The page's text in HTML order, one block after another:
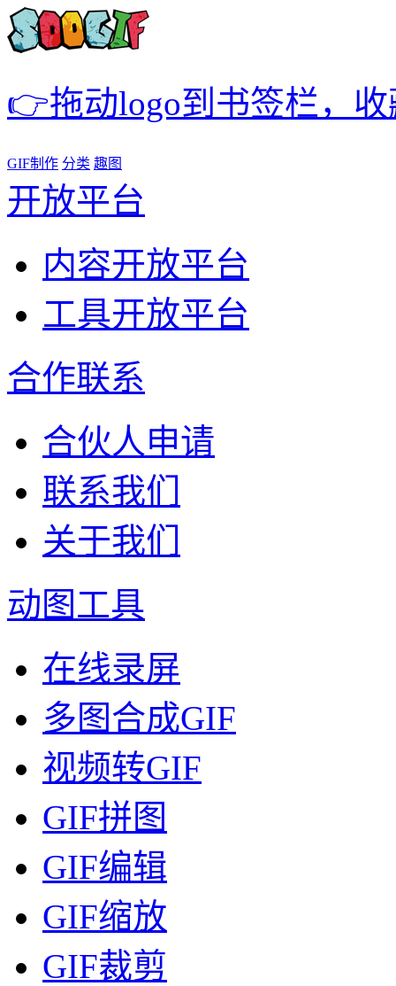
👉拖动logo到书签栏，
GIF制作 分类 趣图
开放平台
内容开放平台
工具开放平台
合作联系
合伙人申请
联系我们
关于我们
动图工具
在线录屏
多图合成GIF
视频转GIF
GIF拼图
GIF编辑
GIF缩放
GIF裁剪